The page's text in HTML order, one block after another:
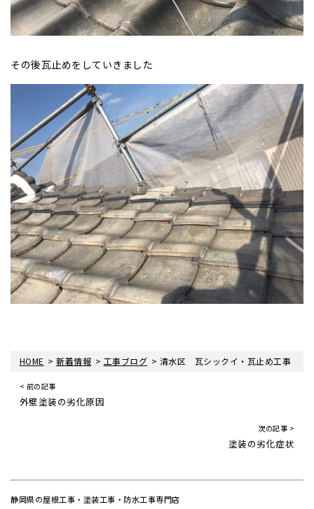
その後瓦止めをしていきました
HOME >新着情報 > 工事ブログ > 清水区 瓦シックイ・瓦止め工事
< 前の記事
外壁塗装の劣化原因
次の記事 >
塗装の劣化症状
静岡県の屋根工事・塗装工事・防水工事専門店